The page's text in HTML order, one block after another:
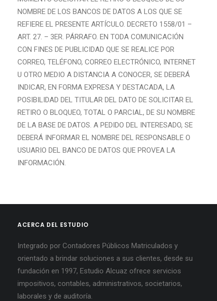
NOMBRE DE LOS BANCOS DE DATOS A LOS QUE SE
REFIERE EL PRESENTE ARTÍCULO. DECRETO 1558/01 –
ART. 27. – 3ER. PÁRRAFO. EN TODA COMUNICACIÓN
CON FINES DE PUBLICIDAD QUE SE REALICE POR
CORREO, TELÉFONO, CORREO ELECTRÓNICO, INTERNET
U OTRO MEDIO A DISTANCIA A CONOCER, SE DEBERÁ
INDICAR, EN FORMA EXPRESA Y DESTACADA, LA
POSIBILIDAD DEL TITULAR DEL DATO DE SOLICITAR EL
RETIRO O BLOQUEO, TOTAL O PARCIAL, DE SU NOMBRE
DE LA BASE DE DATOS. A PEDIDO DEL INTERESADO, SE
DEBERÁ INFORMAR EL NOMBRE DEL RESPONSABLE O
USUARIO DEL BANCO DE DATOS QUE PROVEA LA
INFORMACIÓN.
ACERCA DEL ESTUDIO
Integrado por Contadores Públicos Matriculados y
orientado a brindar soluciones a sus clientes, desde su
fundación en 1997, Estudio Alcuaz ofrece servicios
impositivos, contables, administrativos, societarios,
laborales y de auditoría.